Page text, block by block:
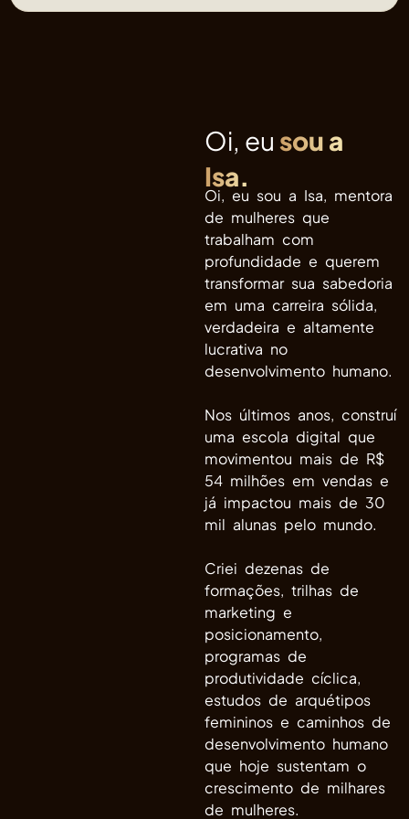
Oi, eu sou a
Isa.
Oi, eu sou a Isa, mentora
de mulheres que
trabalham com
profundidade e querem
transformar sua sabedoria
em uma carreira sólida,
verdadeira e altamente
lucrativa no
desenvolvimento humano.
Nos últimos anos, construí
uma escola digital que
movimentou mais de R$
54 milhões em vendas e
já impactou mais de 30
mil alunas pelo mundo.
Criei dezenas de
formações, trilhas de
marketing e
posicionamento,
programas de
produtividade cíclica,
estudos de arquétipos
femininos e caminhos de
desenvolvimento humano
que hoje sustentam o
crescimento de milhares
de mulheres.